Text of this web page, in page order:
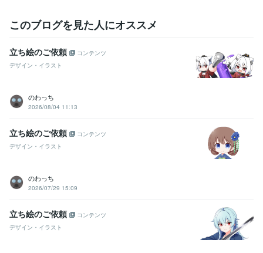
このブログを見た人にオススメ
立ち絵のご依頼
コンテンツ
デザイン・イラスト
のわっち
2026/08/04 11:13
立ち絵のご依頼
コンテンツ
デザイン・イラスト
のわっち
2026/07/29 15:09
立ち絵のご依頼
コンテンツ
デザイン・イラスト